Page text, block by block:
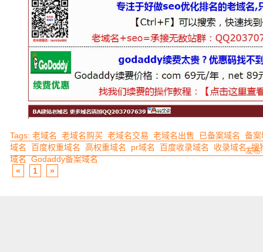
Tags:老域名 老域名购买 老域名交易 老域名出售 已备案域名
备
域名
百度权重域名 高权重域名 pr域名 百度收录域名 收录域名 搜
域名 Godaddy备案域名
发布
« 1 »